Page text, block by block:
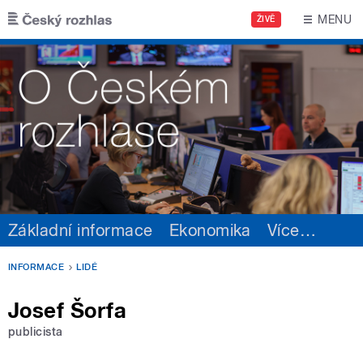
Přejít k hlavnímu obsahu
ŽIVĚ MENU
Základní informace Ekonomika Více…
INFORMACE LIDÉ
Josef Šorfa
publicista